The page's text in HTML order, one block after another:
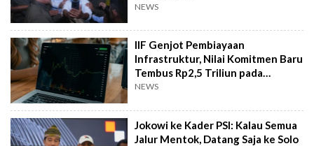
NEWS
IIF Genjot Pembiayaan
Infrastruktur, Nilai Komitmen Baru
Tembus Rp2,5 Triliun pada
Semester I 2026
NEWS
Jokowi ke Kader PSI: Kalau Semua
Jalur Mentok, Datang Saja ke Solo